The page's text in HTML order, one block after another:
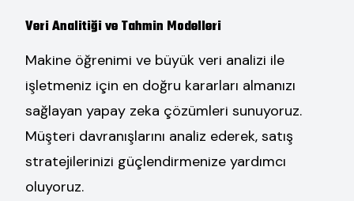
Veri Analitiği ve Tahmin Modelleri
Makine öğrenimi ve büyük veri analizi ile
işletmeniz için en doğru kararları almanızı
sağlayan yapay zeka çözümleri sunuyoruz.
Müşteri davranışlarını analiz ederek, satış
stratejilerinizi güçlendirmenize yardımcı
oluyoruz.